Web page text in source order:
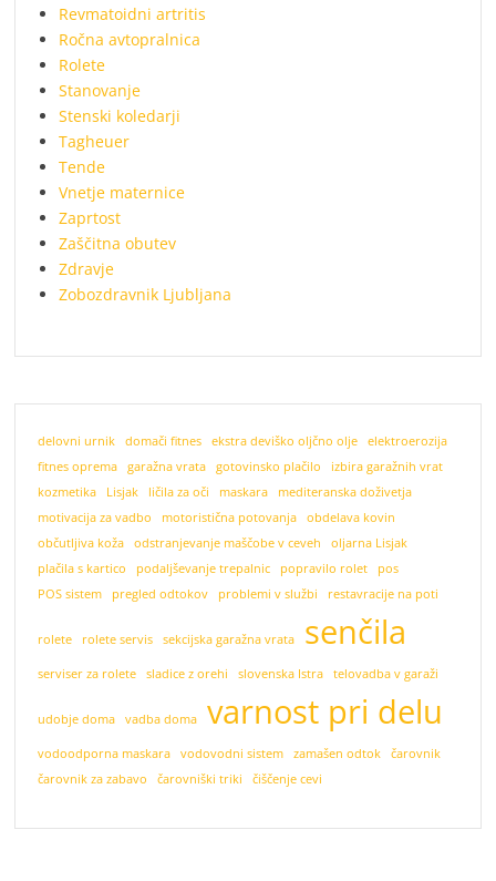
Revmatoidni artritis
Ročna avtopralnica
Rolete
Stanovanje
Stenski koledarji
Tagheuer
Tende
Vnetje maternice
Zaprtost
Zaščitna obutev
Zdravje
Zobozdravnik Ljubljana
delovni urnik domači fitnes ekstra deviško oljčno olje
elektroerozija
fitnes oprema
garažna vrata gotovinsko plačilo
izbira garažnih vrat
kozmetika
Lisjak ličila za oči maskara
mediteranska doživetja
motivacija za vadbo
motoristična potovanja
obdelava kovin
občutljiva koža
odstranjevanje maščobe v ceveh
oljarna Lisjak
plačila s kartico
podaljševanje trepalnic popravilo rolet
pos
POS sistem
pregled odtokov problemi v službi restavracije na poti
rolete rolete servis sekcijska garažna vrata senčila
serviser za rolete sladice z orehi slovenska Istra telovadba v garaži
udobje doma vadba doma varnost pri delu
vodoodporna maskara vodovodni sistem zamašen odtok
čarovnik
čarovnik za zabavo
čarovniški triki čiščenje cevi